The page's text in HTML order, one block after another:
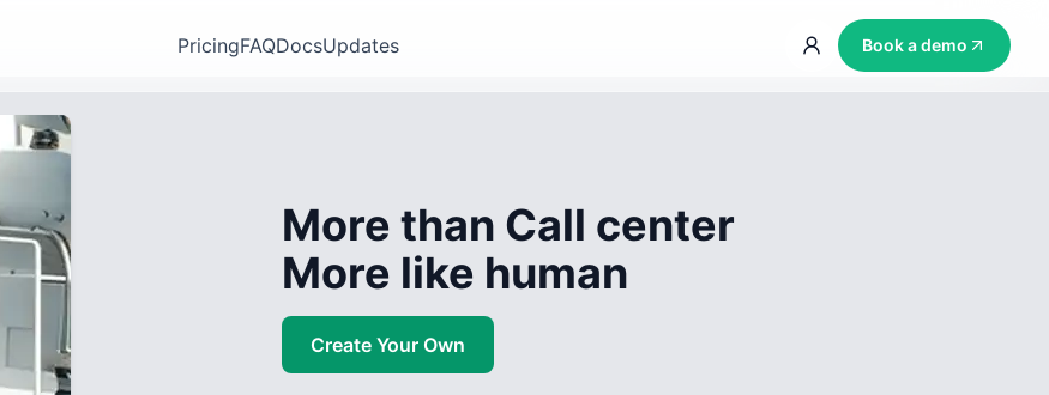
PricingFAQDocsUpdates Book a demo
More than Call center
More like human
Create Your Own